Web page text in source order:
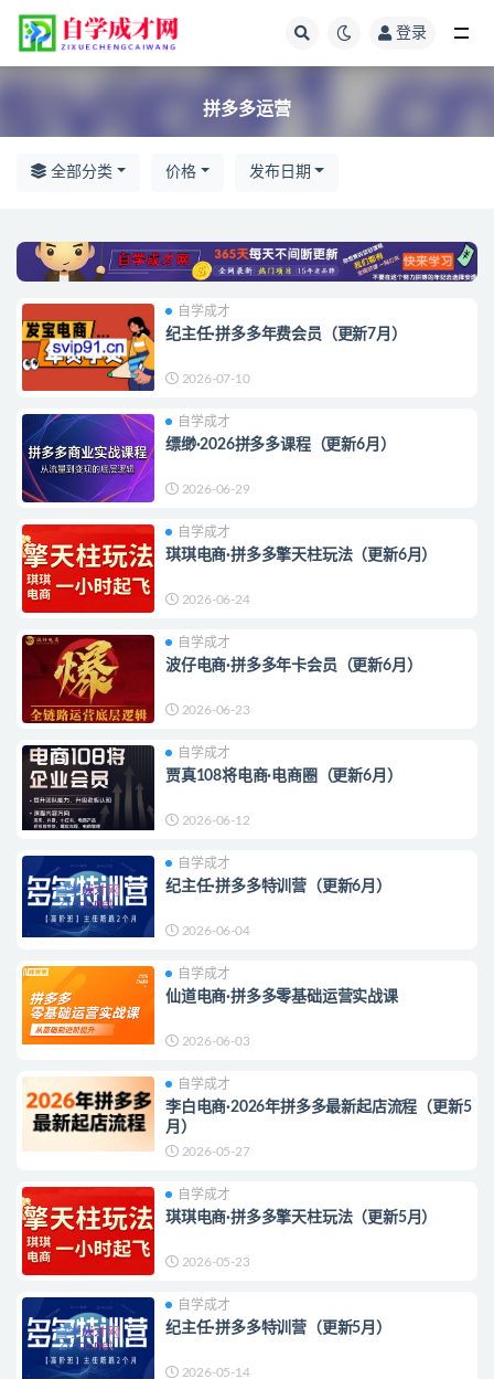
登录
拼多多运营
全部分类 价格 发布日期
自学成才
纪主任·拼多多年费会员（更新7月）
2026-07-10
自学成才
缥缈·2026拼多多课程（更新6月）
2026-06-29
自学成才
琪琪电商·拼多多擎天柱玩法（更新6月）
2026-06-24
自学成才
波仔电商·拼多多年卡会员（更新6月）
2026-06-23
自学成才
贾真108将电商·电商圈（更新6月）
2026-06-12
自学成才
纪主任·拼多多特训营（更新6月）
2026-06-04
自学成才
仙道电商·拼多多零基础运营实战课
2026-06-03
自学成才
李白电商·2026年拼多多最新起店流程（更新5
月）
2026-05-27
自学成才
琪琪电商·拼多多擎天柱玩法（更新5月）
2026-05-23
自学成才
纪主任·拼多多特训营（更新5月）
2026-05-14